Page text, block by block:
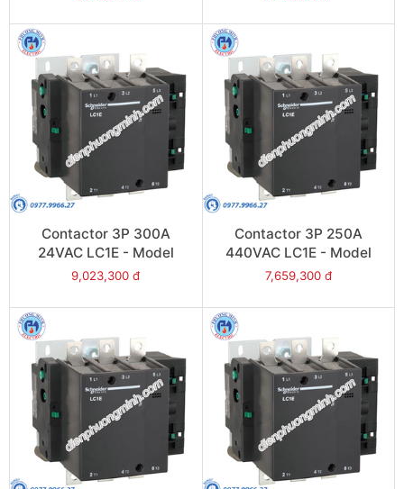
Contactor 3P 300A
24VAC LC1E - Model
LC1E300B6
9,023,300 đ
Contactor 3P 250A
440VAC LC1E - Model
LC1E250R6
7,659,300 đ